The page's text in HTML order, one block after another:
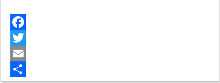
Facebook
Twitter
Email